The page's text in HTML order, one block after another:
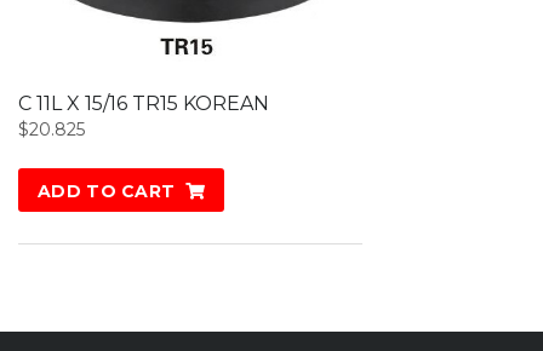
C 11L X 15/16 TR15 KOREAN
$20.825
ADD TO CART